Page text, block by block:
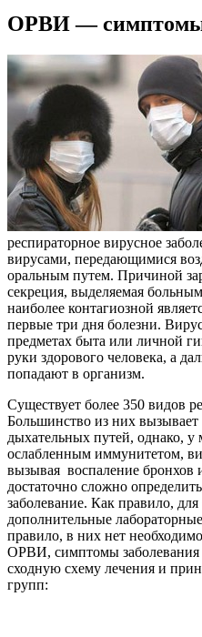
ОРВИ — симптомы
респираторное вирусное
вирусами, передающимися
оральным путем. Причиной
секреция, выделяемая
наиболее контагиозной
первые три дня болезни.
предметах быта или личной
руки здорового человека, а
попадают в организм.
Существует более 350 видов
Большинство из них
дыхательных путей, однако,
ослабленным иммунитетом,
вызывая воспаление бронхов
достаточно сложно
заболевание. Как правило,
дополнительные
правило, в них нет
ОРВИ, симптомы
сходную схему лечения и
групп: